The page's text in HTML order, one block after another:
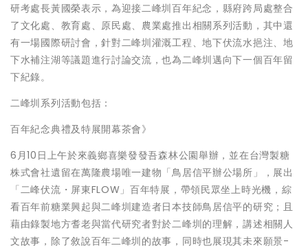
研考處長黃國榮表示，為迎接二峰圳百年紀念，縣府跨局處整合
了文化處、教育處、原民處、農業處推出相關系列活動，其中還
有一場國際研討會，針對二峰圳灌溉工程、地下伏流水挹注、地
下水補注湖等議題進行討論交流，也為二峰圳邁向下一個百年留
下紀錄。
二峰圳系列活動包括：
百年紀念典禮及特展開幕茶會》
6月10日上午於來義鄉喜樂發發吾森林公園舉辦，並在台灣製糖
株式會社遺留在萬隆農場唯一建物「鳥居信平辦公場所」，展出
「二峰伏流・屏東FLOW」百年特展，帶領民眾坐上時光機，綜
看百年前糖業興起與二峰圳建造者日本技師鳥居信平的研究；且
藉由錄製地方耆老與當代研究者對於二峰圳的理解，講述相關人
文故事，除了敘說百年二峰圳的故事，同時也展現其未來願景-